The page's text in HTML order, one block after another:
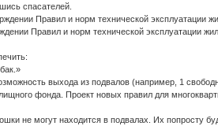
спасателей.
Правил и норм технической эксплуатации
Правил и норм технической эксплуатации
выхода из подвалов (например, 1
фонда. Проект новых правил для
не могут находится в подвалах. Их попросту